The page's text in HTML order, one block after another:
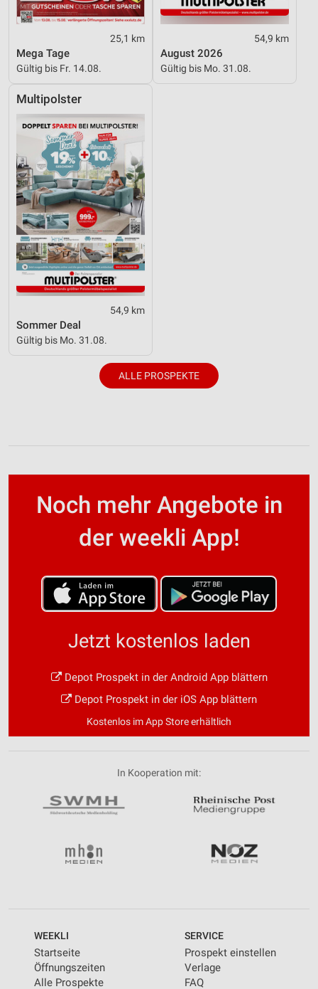
25,1 km
Mega Tage
Gültig bis Fr. 14.08.
54,9 km
August 2026
Gültig bis Mo. 31.08.
Multipolster
54,9 km
Sommer Deal
Gültig bis Mo. 31.08.
ALLE PROSPEKTE
Noch mehr Angebote in
der weekli App!
Jetzt kostenlos laden
Depot Prospekt in der Android App blättern
Depot Prospekt in der iOS App blättern
Kostenlos im App Store erhältlich
In Kooperation mit:
WEEKLI
Startseite
Öffnungszeiten
Alle Prospekte
SERVICE
Prospekt einstellen
Verlage
FAQ